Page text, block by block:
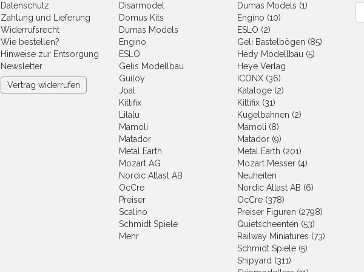
Datenschutz
Zahlung und Lieferung
Widerrufsrecht
Wie bestellen?
Hinweise zur Entsorgung
Newsletter
Vertrag widerrufen
Disarmodel
Domus Kits
Dumas Models
Engino
ESLO
Gelis Modellbau
Guiloy
Joal
Kittifix
Lilalu
Mamoli
Matador
Metal Earth
Mozart AG
Nordic Atlast AB
OcCre
Preiser
Scalino
Schmidt Spiele
Mehr
Dumas Models (1)
Engino (10)
ESLO (2)
Geli Bastelbögen (85)
Hedy Modellbau (5)
Heye Verlag
ICONX (36)
Kataloge (2)
Kittifix (31)
Kugelbahnen (2)
Mamoli (8)
Matador (9)
Metal Earth (201)
Mozart Messer (4)
Neuheiten
Nordic Atlast AB (6)
OcCre (378)
Preiser Figuren (2798)
Quietscheenten (53)
Railway Miniatures (73)
Schmidt Spiele (5)
Shipyard (311)